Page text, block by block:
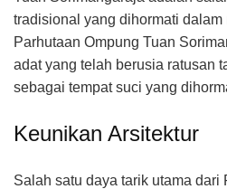
tradisional yang dihormati dalam
Parhutaan Ompung Tuan
adat yang telah berusia ratusan
sebagai tempat suci yang
Keunikan Arsitektur
Salah satu daya tarik utama dari